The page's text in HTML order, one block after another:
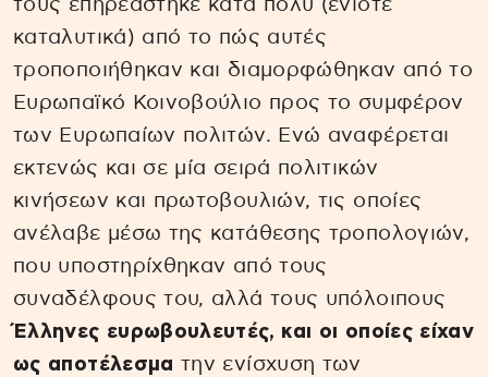
τους επηρεάστηκε κατά πολύ (ενίοτε
καταλυτικά) από το πώς αυτές
τροποποιήθηκαν και διαμορφώθηκαν από το
Ευρωπαϊκό Κοινοβούλιο προς το συμφέρον
των Ευρωπαίων πολιτών. Ενώ αναφέρεται
εκτενώς και σε μία σειρά πολιτικών
κινήσεων και πρωτοβουλιών, τις οποίες
ανέλαβε μέσω της κατάθεσης τροπολογιών,
που υποστηρίχθηκαν από τους
συναδέλφους του, αλλά τους υπόλοιπους
Έλληνες ευρωβουλευτές, και οι οποίες είχαν
ως αποτέλεσμα την ενίσχυση των